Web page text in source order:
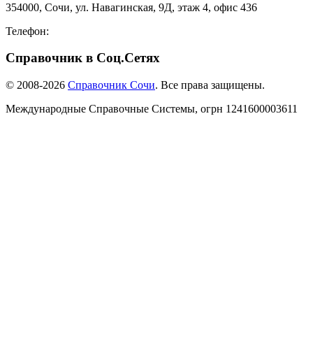
354000, Сочи, ул. Навагинская, 9Д, этаж 4, офис 436
Телефон:
Справочник в Соц.Сетях
© 2008-2026 Справочник Сочи. Все права защищены.
Международные Справочные Системы, огрн 1241600003611